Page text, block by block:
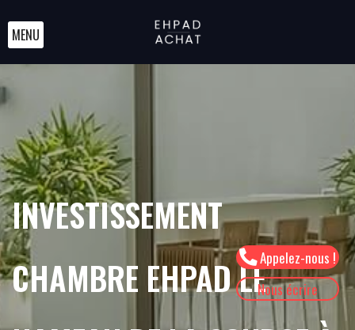
Appelez-nous !
Nous écrire
MENU
INVESTISSEMENT
CHAMBRE EHPAD LE